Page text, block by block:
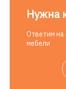
Нужна
Ответим на
мебели